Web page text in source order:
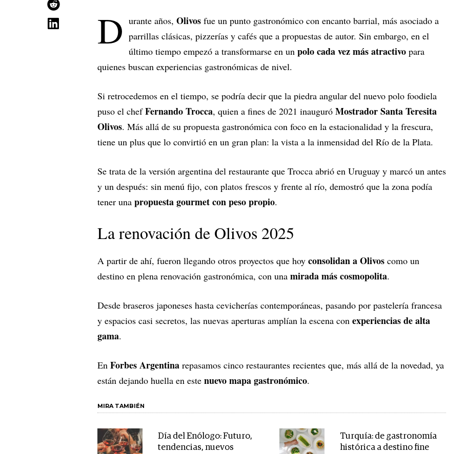
D urante años, Olivos fue un punto gastronómico con encanto barrial, más asociado a
parrillas clásicas, pizzerías y cafés que a propuestas de autor. Sin embargo, en el
último tiempo empezó a transformarse en un polo cada vez más atractivo para
quienes buscan experiencias gastronómicas de nivel.
Si retrocedemos en el tiempo, se podría decir que la piedra angular del nuevo polo foodiela
puso el chefFernando Trocca, quien a fines de 2021 inauguró Mostrador Santa Teresita
Olivos. Más allá de su propuesta gastronómica con foco en la estacionalidad y la frescura,
tiene un plus que lo convirtió en un gran plan: la vista a la inmensidad del Río de la Plata.
Se trata de la versión argentina del restaurante que Trocca abrió en Uruguay y marcó un antes
y un después: sin menú fijo, con platos frescos y frente al río, demostró que la zona podía
tener una propuesta gourmet con peso propio.
La renovación de Olivos 2025
A partir de ahí, fueron llegando otros proyectos que hoy consolidan a Olivos como un
destino en plena renovación gastronómica, con una mirada más cosmopolita.
Desde braseros japoneses hasta cevicherías contemporáneas, pasando por pastelería francesa
y espacios casi secretos, las nuevas aperturas amplían la escena con experiencias de alta
gama.
En Forbes Argentina repasamos cinco restaurantes recientes que, más allá de la novedad, ya
están dejando huella en este nuevo mapa gastronómico.
MIRA TAMBIÉN
Día del Enólogo: Futuro,
tendencias, nuevos
Turquía: de gastronomía
histórica a destino fine